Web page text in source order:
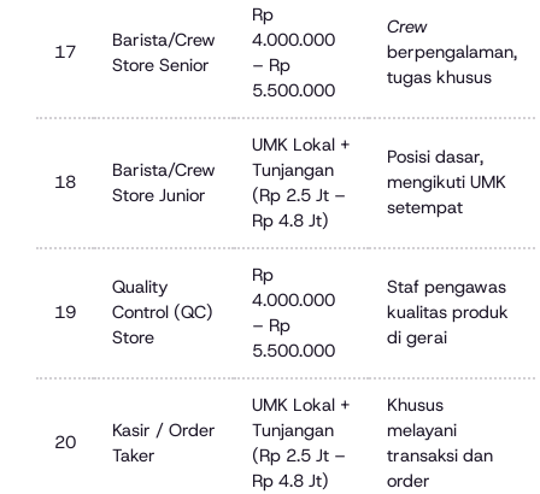
17
Barista/Crew
Store Senior
Rp
4.000.000
– Rp
5.500.000
Crew
berpengalaman,
tugas khusus
18
Barista/Crew
Store Junior
UMK Lokal +
Tunjangan
(Rp 2.5 Jt –
Rp 4.8 Jt)
Posisi dasar,
mengikuti UMK
setempat
19
Quality
Control (QC)
Store
Rp
4.000.000
– Rp
5.500.000
Staf pengawas
kualitas produk
di gerai
20
Kasir / Order
Taker
UMK Lokal +
Tunjangan
(Rp 2.5 Jt –
Rp 4.8 Jt)
Khusus
melayani
transaksi dan
order